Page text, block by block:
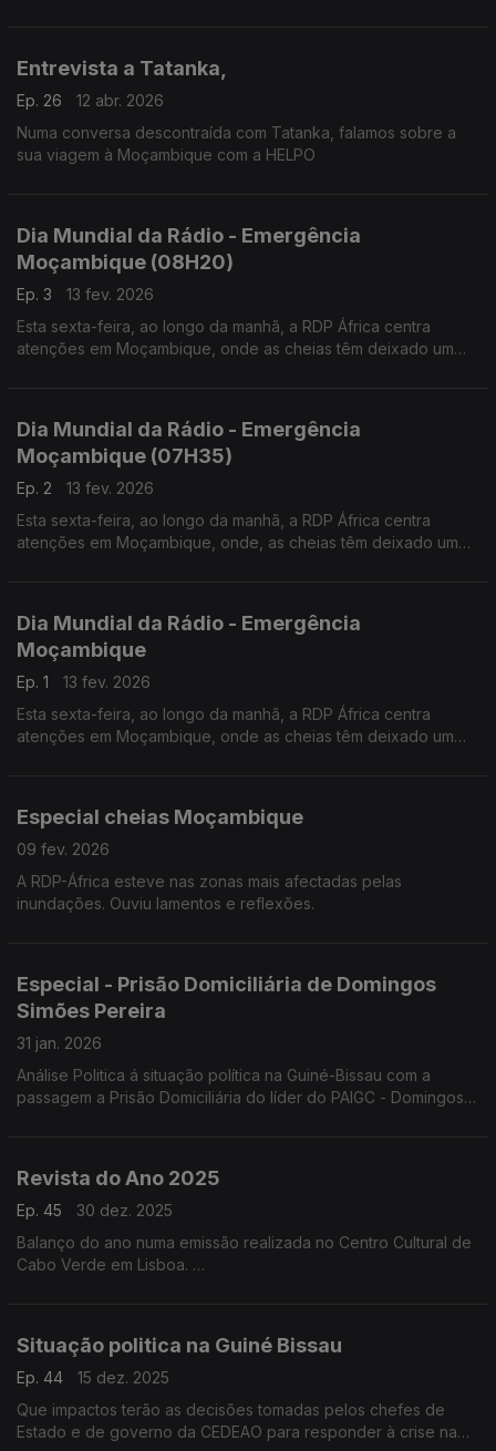
Entrevista a Tatanka,
Ep. 26
12 abr. 2026
Numa conversa descontraída com Tatanka, falamos sobre a
sua viagem à Moçambique com a HELPO
Dia Mundial da Rádio - Emergência
Moçambique (08H20)
Ep. 3
13 fev. 2026
Esta sexta-feira, ao longo da manhã, a RDP África centra
atenções em Moçambique, onde as cheias têm deixado um
Dia Mundial da Rádio - Emergência
Moçambique (07H35)
Ep. 2
13 fev. 2026
Esta sexta-feira, ao longo da manhã, a RDP África centra
atenções em Moçambique, onde, as cheias têm deixado um
Dia Mundial da Rádio - Emergência
Moçambique
Ep. 1
13 fev. 2026
Esta sexta-feira, ao longo da manhã, a RDP África centra
atenções em Moçambique, onde as cheias têm deixado um
Especial cheias Moçambique
09 fev. 2026
A RDP-África esteve nas zonas mais afectadas pelas
inundações. Ouviu lamentos e reflexões.
Especial - Prisão Domiciliária de Domingos
Simões Pereira
31 jan. 2026
Análise Politica á situação política na Guiné-Bissau com a
passagem a Prisão Domiciliária do líder do PAIGC - Domingos
Revista do Ano 2025
Ep. 45
30 dez. 2025
Balanço do ano numa emissão realizada no Centro Cultural de
Cabo Verde em Lisboa.
Situação politica na Guiné Bissau
Ep. 44
15 dez. 2025
Que impactos terão as decisões tomadas pelos chefes de
Estado e de governo da CEDEAO para responder à crise na